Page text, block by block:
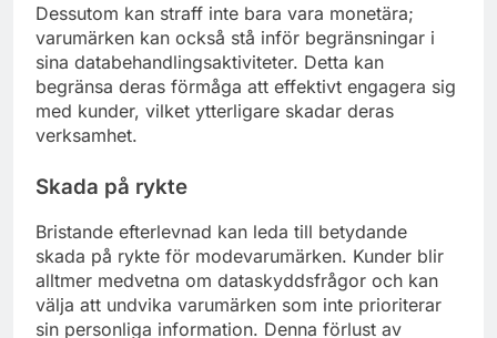
Dessutom kan straff inte bara vara monetära;
varumärken kan också stå inför begränsningar i
sina databehandlingsaktiviteter. Detta kan
begränsa deras förmåga att effektivt engagera sig
med kunder, vilket ytterligare skadar deras
verksamhet.
Skada på rykte
Bristande efterlevnad kan leda till betydande
skada på rykte för modevarumärken. Kunder blir
alltmer medvetna om dataskyddsfrågor och kan
välja att undvika varumärken som inte prioriterar
sin personliga information. Denna förlust av